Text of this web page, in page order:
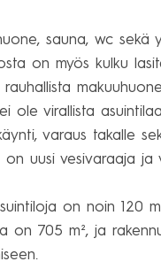
sauna, wc sekä
on myös kulku
ole virallista
varaus takalle
uusi vesivaraaja ja
on noin 120
on 705 m², ja